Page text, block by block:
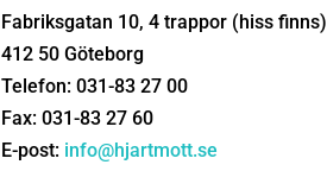
Fabriksgatan 10, 4 trappor (hiss finns)
412 50 Göteborg
Telefon: 031-83 27 00
Fax: 031-83 27 60
E-post: info@hjartmott.se